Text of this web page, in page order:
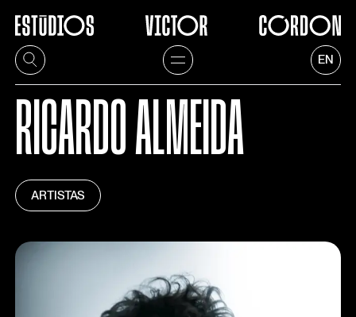
EN
RICARDO ALMEIDA
ARTISTAS